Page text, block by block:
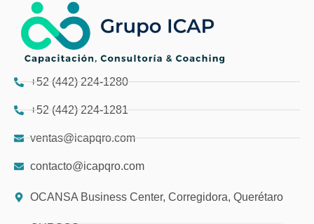
+52 (442) 224-1280
+52 (442) 224-1281
ventas@icapqro.com
contacto@icapqro.com
OCANSA Business Center, Corregidora, Querétaro